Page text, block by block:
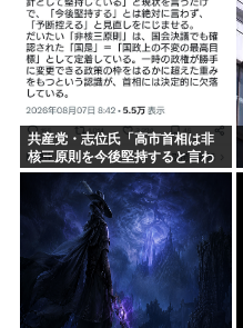
共産党・志位氏「高市首相は非
核三原則を今後堅持すると言わ
ない！」